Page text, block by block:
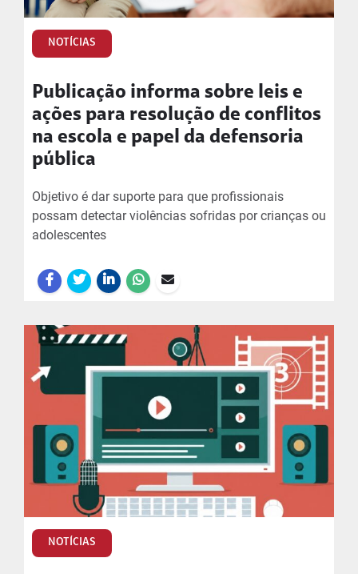
NOTÍCIAS
Publicação informa sobre leis e
ações para resolução de conflitos
na escola e papel da defensoria
pública
Objetivo é dar suporte para que profissionais
possam detectar violências sofridas por crianças ou
adolescentes
NOTÍCIAS